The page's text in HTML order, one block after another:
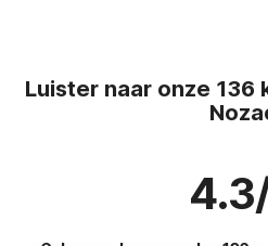
Luister naar onze 136